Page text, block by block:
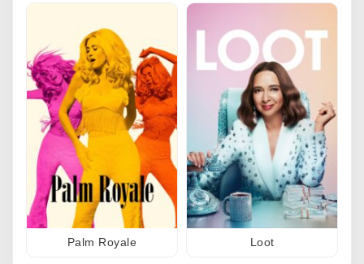
Palm Royale Loot